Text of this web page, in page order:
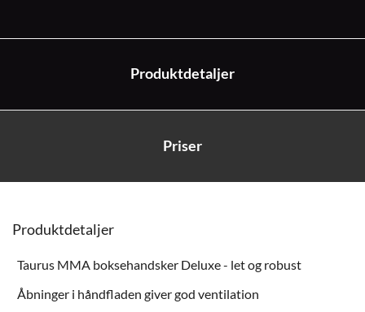
Produktdetaljer
Priser
Produktdetaljer
Taurus MMA boksehandsker Deluxe - let og robust
Åbninger i håndfladen giver god ventilation